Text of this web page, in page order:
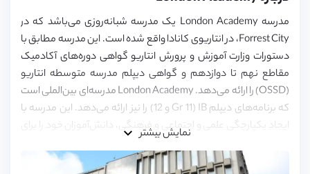
مدرسه London Academy یک مدرسه شبانه‌روزی می‌باشد که در
Forrest City، در انتاریوی کانادا واقع شده است. این مدرسه مطابق با
دستورات وزارت آموزش و پرورش انتاریو گواهی دوره‌های آکادمیک
مقاطع نهم تا دوازدهم و گواهی دیپلم مدرسه متوسطه انتاریو
(OSSD) را ارائه می‌دهد. London Academy مدرسه‌ای بین‌الملی است
که برنامه‌های دیپلم IB (Gr 11 و 12) را نیز ارائه می‌دهد. این مدرسه با
ایجاد یکپارچگی علمی و اجتماعی و فرهنگی، دانش‌آموزان خود را برای
حضور در دنیای امروز آماده می‌کند. از جمله نکات مثبت این مدرسه
می‌توان به داشتن برنامه تحصیلی عالی، کادر آموزشی مجرب و
نمایش بیشتر